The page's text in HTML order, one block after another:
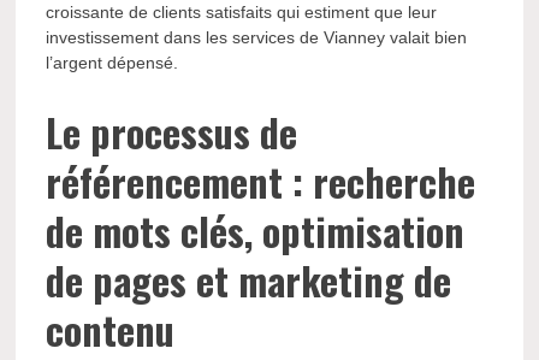
croissante de clients satisfaits qui estiment que leur
investissement dans les services de Vianney valait bien
l’argent dépensé.
Le processus de
référencement : recherche
de mots clés, optimisation
de pages et marketing de
contenu